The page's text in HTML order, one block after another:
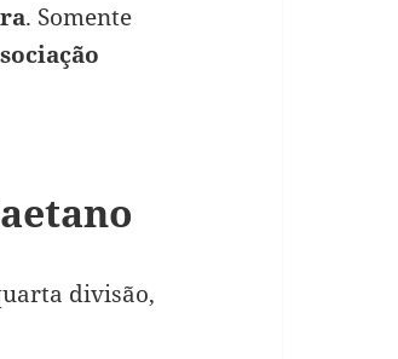
. Somente
divisão,